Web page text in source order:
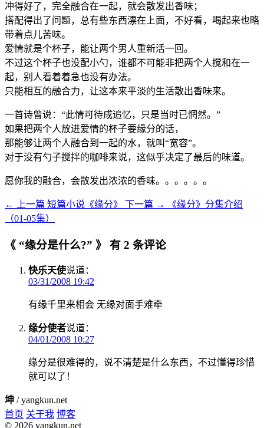
冲得好了，完全融合在一起，就会散发出香味；
搭配得出了问题，总有些东西漂在上面，不好看，喝起来也略
带着点儿苦味。
爱情就是个杯子，能让两个男人重新活一回。
不过这个杯子也没配小勺，谁都不可能非把两个人搅和在一
起，别人看着着急也没有办法。
只能相互的融合力，让这本来平淡的生活散出香味来。
一首诗曾说：“此情可待成追忆，只是当时已惘然。”
如果把两个人放进爱情的杯子要缘分的话，
那能够让两个人融合到一起的水，就叫“宽容”。
对于没有勺子搅拌的咖啡来说，这似乎决定了最后的味道。
愿你我的融合，会散发出浓浓的香味。。。。。。
← 上一篇 短篇小说《缘分》 下一篇 →
《缘分》分集介绍
（01-05集）
《 “缘分是什么?” 》 有 2 条评论
快乐天使说道：
03/31/2008 19:42
有缘千里来相会 无缘对面手难牵
缘分使者说道：
04/01/2008 10:27
缘分是很难得的，说不清楚是什么东西，不过懂得珍惜
就可以了！
坤 / yangkun.net
首页 关于我 博客
© 2026 yangkun.net